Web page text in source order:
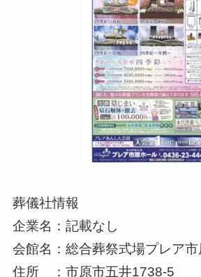
葬儀社情報
企業名：記載なし
会館名：総合葬祭式場プレア
住所 ：市原市五井1738-5